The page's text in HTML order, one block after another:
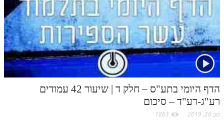
הדף היומי בתע"ס – חלק ד | שיעור 42 עמודים
רע"ג-רע"ד – סיכום
נוב 26, 2019 1863